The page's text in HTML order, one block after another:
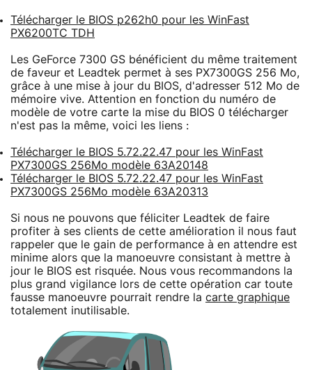
Télécharger le BIOS p262h0 pour les WinFast
PX6200TC TDH
Les GeForce 7300 GS bénéficient du même traitement
de faveur et Leadtek permet à ses PX7300GS 256 Mo,
grâce à une mise à jour du BIOS, d'adresser 512 Mo de
mémoire vive. Attention en fonction du numéro de
modèle de votre carte la mise du BIOS 0 télécharger
n'est pas la même, voici les liens :
Télécharger le BIOS 5.72.22.47 pour les WinFast
PX7300GS 256Mo modèle 63A20148
Télécharger le BIOS 5.72.22.47 pour les WinFast
PX7300GS 256Mo modèle 63A20313
Si nous ne pouvons que féliciter Leadtek de faire
profiter à ses clients de cette amélioration il nous faut
rappeler que le gain de performance à en attendre est
minime alors que la manoeuvre consistant à mettre à
jour le BIOS est risquée. Nous vous recommandons la
plus grand vigilance lors de cette opération car toute
fausse manoeuvre pourrait rendre la carte graphique
totalement inutilisable.